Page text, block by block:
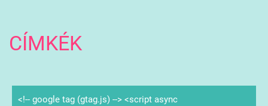
CÍMKÉK
<!-- google tag (gtag.js) --> <script async